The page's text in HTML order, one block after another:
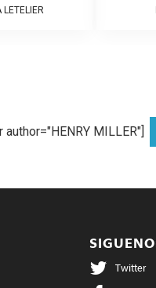
LETELIER
MILLER"]
Twitter